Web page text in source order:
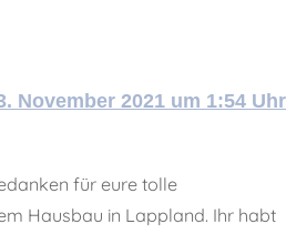
November 2021 um 1:54 Uhr
für eure tolle
Hausbau in Lappland. Ihr habt